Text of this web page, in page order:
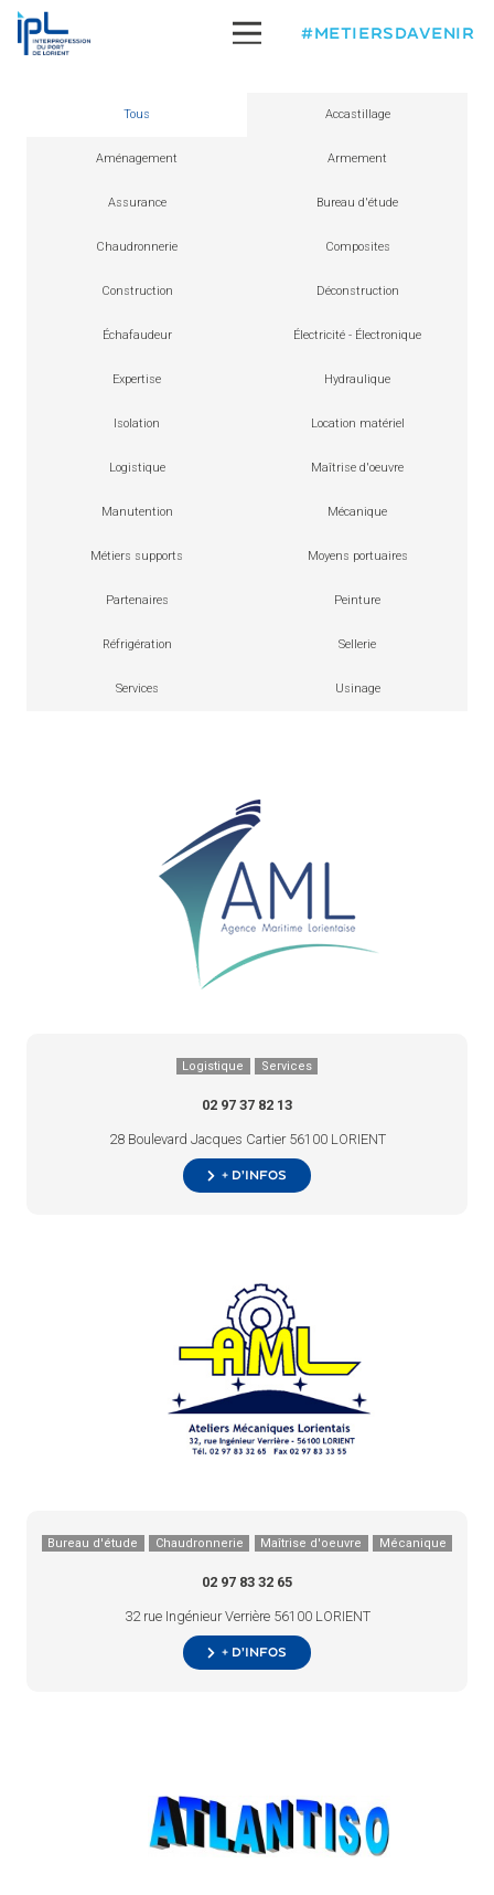
#METIERSDAVENIR
Tous Accastillage
Aménagement Armement
Assurance Bureau d'étude
Chaudronnerie Composites
Construction Déconstruction
Échafaudeur Électricité - Électronique
Expertise Hydraulique
Isolation Location matériel
Logistique Maîtrise d'oeuvre
Manutention Mécanique
Métiers supports Moyens portuaires
Partenaires Peinture
Réfrigération Sellerie
Services Usinage
Logistique Services
02 97 37 82 13
28 Boulevard Jacques Cartier 56100 LORIENT
+ d’infos
Bureau d'étude Chaudronnerie Maîtrise d'oeuvre Mécanique
02 97 83 32 65
32 rue Ingénieur Verrière 56100 LORIENT
+ d’infos